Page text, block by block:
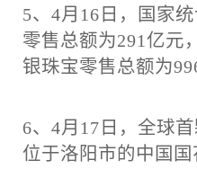
5、4月 16 日，国家
零售总额为291 亿元
银珠宝零售总额为
6、 4月 17 日，全球
位于洛阳市的中国